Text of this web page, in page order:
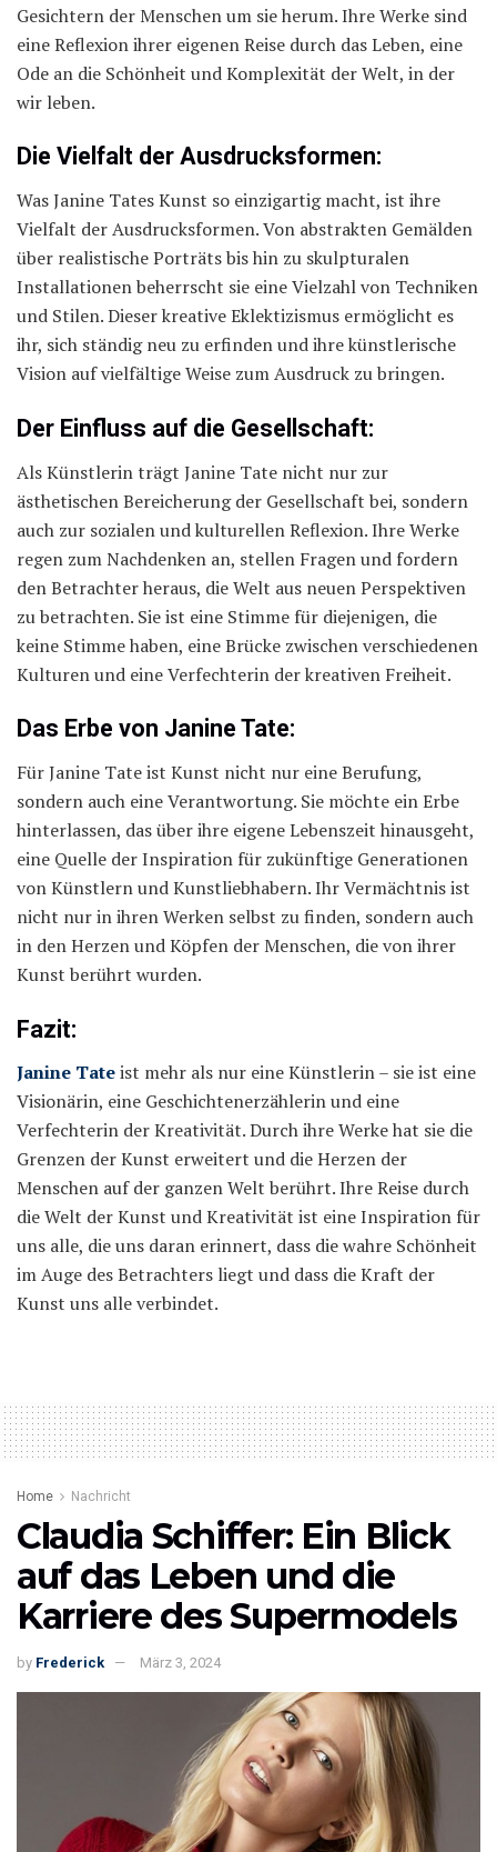
Gesichtern der Menschen um sie herum. Ihre Werke sind
eine Reflexion ihrer eigenen Reise durch das Leben, eine
Ode an die Schönheit und Komplexität der Welt, in der
wir leben.
Die Vielfalt der Ausdrucksformen:
Was Janine Tates Kunst so einzigartig macht, ist ihre
Vielfalt der Ausdrucksformen. Von abstrakten Gemälden
über realistische Porträts bis hin zu skulpturalen
Installationen beherrscht sie eine Vielzahl von Techniken
und Stilen. Dieser kreative Eklektizismus ermöglicht es
ihr, sich ständig neu zu erfinden und ihre künstlerische
Vision auf vielfältige Weise zum Ausdruck zu bringen.
Der Einfluss auf die Gesellschaft:
Als Künstlerin trägt Janine Tate nicht nur zur
ästhetischen Bereicherung der Gesellschaft bei, sondern
auch zur sozialen und kulturellen Reflexion. Ihre Werke
regen zum Nachdenken an, stellen Fragen und fordern
den Betrachter heraus, die Welt aus neuen Perspektiven
zu betrachten. Sie ist eine Stimme für diejenigen, die
keine Stimme haben, eine Brücke zwischen verschiedenen
Kulturen und eine Verfechterin der kreativen Freiheit.
Das Erbe von Janine Tate:
Für Janine Tate ist Kunst nicht nur eine Berufung,
sondern auch eine Verantwortung. Sie möchte ein Erbe
hinterlassen, das über ihre eigene Lebenszeit hinausgeht,
eine Quelle der Inspiration für zukünftige Generationen
von Künstlern und Kunstliebhabern. Ihr Vermächtnis ist
nicht nur in ihren Werken selbst zu finden, sondern auch
in den Herzen und Köpfen der Menschen, die von ihrer
Kunst berührt wurden.
Fazit:
Janine Tateist mehr als nur eine Künstlerin – sie ist eine
Visionärin, eine Geschichtenerzählerin und eine
Verfechterin der Kreativität. Durch ihre Werke hat sie die
Grenzen der Kunst erweitert und die Herzen der
Menschen auf der ganzen Welt berührt. Ihre Reise durch
die Welt der Kunst und Kreativität ist eine Inspiration für
uns alle, die uns daran erinnert, dass die wahre Schönheit
im Auge des Betrachters liegt und dass die Kraft der
Kunst uns alle verbindet.
Home Nachricht
Claudia Schiffer: Ein Blick
auf das Leben und die
Karriere des Supermodels
by Frederick März 3, 2024